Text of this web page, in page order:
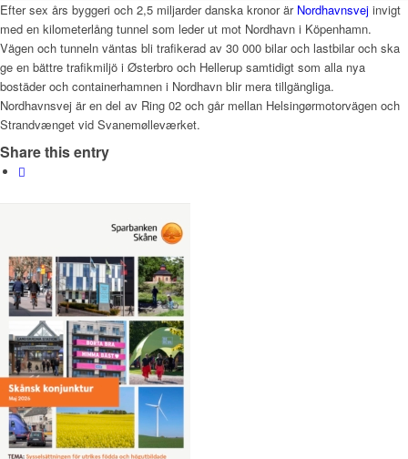
Efter sex års byggeri och 2,5 miljarder danska kronor är Nordhavnsvej invigt
med en kilometerlång tunnel som leder ut mot Nordhavn i Köpenhamn.
Vägen och tunneln väntas bli trafikerad av 30 000 bilar och lastbilar och ska
ge en bättre trafikmiljö i Østerbro och Hellerup samtidigt som alla nya
bostäder och containerhamnen i Nordhavn blir mera tillgängliga.
Nordhavnsvej är en del av Ring 02 och går mellan Helsingørmotorvägen och
Strandvænget vid Svanemølleværket.
Share this entry